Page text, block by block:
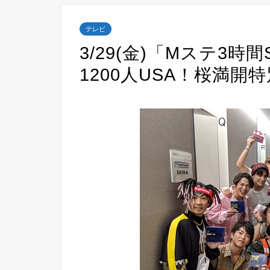
テレビ
3/29(金)「Mステ3時間
1200人USA！桜満開特